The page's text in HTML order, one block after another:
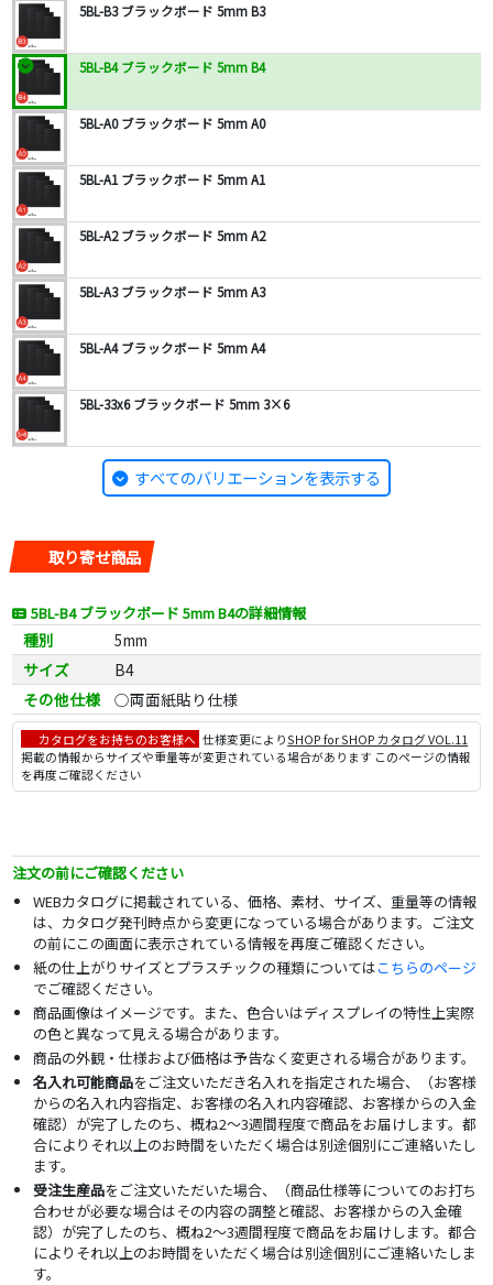
5BL-B3 ブラックボード 5mm B3
5BL-B4 ブラックボード 5mm B4
5BL-A0 ブラックボード 5mm A0
5BL-A1 ブラックボード 5mm A1
5BL-A2 ブラックボード 5mm A2
5BL-A3 ブラックボード 5mm A3
5BL-A4 ブラックボード 5mm A4
5BL-33x6 ブラックボード 5mm 3×6
すべてのバリエーションを表示する
取り寄せ商品
5BL-B4 ブラックボード 5mm B4の詳細情報
種別
5mm
サイズ
B4
その他仕様
○両面紙貼り仕様
カタログをお持ちのお客様へ 仕様変更によりSHOP for SHOP カタログ VOL.11
掲載の情報からサイズや重量等が変更されている場合があります このページの情報
を再度ご確認ください
注文の前にご確認ください
WEBカタログに掲載されている、価格、素材、サイズ、重量等の情報
は、カタログ発刊時点から変更になっている場合があります。ご注文
の前にこの画面に表示されている情報を再度ご確認ください。
紙の仕上がりサイズとプラスチックの種類についてはこちらのページ
でご確認ください。
商品画像はイメージです。また、色合いはディスプレイの特性上実際
の色と異なって見える場合があります。
商品の外観・仕様および価格は予告なく変更される場合があります。
名入れ可能商品をご注文いただき名入れを指定された場合、（お客様
からの名入れ内容指定、お客様の名入れ内容確認、お客様からの入金
確認）が完了したのち、概ね2～3週間程度で商品をお届けします。都
合によりそれ以上のお時間をいただく場合は別途個別にご連絡いたし
ます。
受注生産品をご注文いただいた場合、（商品仕様等についてのお打ち
合わせが必要な場合はその内容の調整と確認、お客様からの入金確
認）が完了したのち、概ね2～3週間程度で商品をお届けします。都合
によりそれ以上のお時間をいただく場合は別途個別にご連絡いたしま
す。